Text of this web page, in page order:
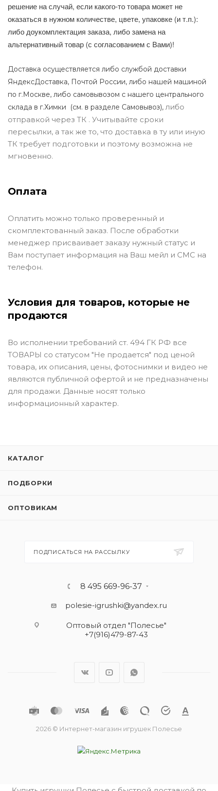
решение на случай, если какого-то товара может не
оказаться в нужном количестве, цвете, упаковке (и т.п.):
либо доукомплектация заказа, либо замена на
альтернативный товар (с согласованием с Вами)!
Доставка осуществляется либо службой доставки
ЯндексДоставка, Почтой России, либо нашей машиной
по г.Москве, либо самовывозом с нашего центрального
склада в г.Химки (см. в разделе Самовывоз), либо
отправкой через ТК . Учитывайте сроки
пересылки, а так же то, что доставка в ту или иную
ТК требует подготовки и поэтому возможна не
мгновенно.
Оплата
Оплатить можно только проверенный и
скомплектованный заказ. После обработки
менеджер присваивает заказу нужный статус и
Вам поступает информация на Ваш мейл и СМС на
телефон.
Условия для товаров, которые не
продаются
Во исполнении требований ст. 494 ГК РФ все
ТОВАРЫ со статусом "Не продается" под ценой
товара, их описания, цены, фотоснимки и видео не
являются публичной офертой и не предназначены
для продажи. Данные носят только
информационный характер.
КАТАЛОГ
ПОДБОРКИ
ОПТОВИКАМ
ПОДПИСАТЬСЯ НА РАССЫЛКУ
8 495 669-96-37
polesie-igrushki@yandex.ru
Оптовый отдел "Полесье"
+7(916)479-87-43
2026 © Интернет-магазин игрушек Полесье